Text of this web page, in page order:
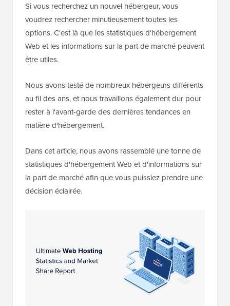
Si vous recherchez un nouvel hébergeur, vous
voudrez rechercher minutieusement toutes les
options. C'est là que les statistiques d'hébergement
Web et les informations sur la part de marché peuvent
être utiles.
Nous avons testé de nombreux hébergeurs différents
au fil des ans, et nous travaillons également dur pour
rester à l'avant-garde des dernières tendances en
matière d'hébergement.
Dans cet article, nous avons rassemblé une tonne de
statistiques d'hébergement Web et d'informations sur
la part de marché afin que vous puissiez prendre une
décision éclairée.